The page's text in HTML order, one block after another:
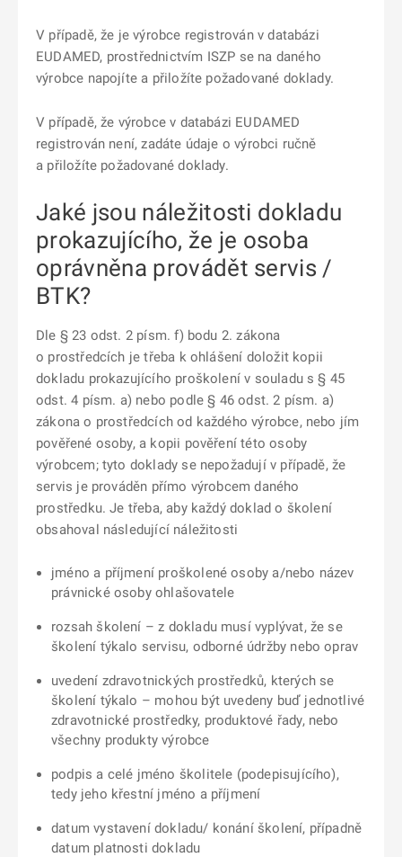
V případě, že je výrobce registrován v databázi
EUDAMED, prostřednictvím ISZP se na daného
výrobce napojíte a přiložíte požadované doklady.
V případě, že výrobce v databázi EUDAMED
registrován není, zadáte údaje o výrobci ručně
a přiložíte požadované doklady.
Jaké jsou náležitosti dokladu
prokazujícího, že je osoba
oprávněna provádět servis /
BTK?
Dle § 23 odst. 2 písm. f) bodu 2. zákona
o prostředcích je třeba k ohlášení doložit kopii
dokladu prokazujícího proškolení v souladu s § 45
odst. 4 písm. a) nebo podle § 46 odst. 2 písm. a)
zákona o prostředcích od každého výrobce, nebo jím
pověřené osoby, a kopii pověření této osoby
výrobcem; tyto doklady se nepožadují v případě, že
servis je prováděn přímo výrobcem daného
prostředku. Je třeba, aby každý doklad o školení
obsahoval následující náležitosti
jméno a příjmení proškolené osoby a/nebo název
právnické osoby ohlašovatele
rozsah školení – z dokladu musí vyplývat, že se
školení týkalo servisu, odborné údržby nebo oprav
uvedení zdravotnických prostředků, kterých se
školení týkalo – mohou být uvedeny buď jednotlivé
zdravotnické prostředky, produktové řady, nebo
všechny produkty výrobce
podpis a celé jméno školitele (podepisujícího),
tedy jeho křestní jméno a příjmení
datum vystavení dokladu/ konání školení, případně
datum platnosti dokladu